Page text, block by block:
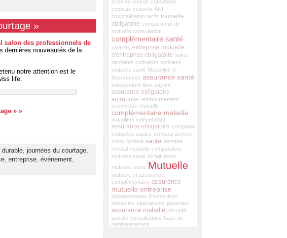
»
salon des professionnels de
dernières nouveautés de la
notre attention est le
life.
» »
durable journées du courtage
entreprise événement
prise en charge cotisations
contrats mutuelle ANI
hospitalisation tarifs mutuelle
obligatoire comparateur de
mutuelle consultation
complémentaire santé
salariés entreprise mutuelle
d'entreprise obligatoire soins
dentaires cotisation opticiens
mutuelle santé Mutuelles et
Assurances assurance santé
indépendant tiers payant
assurance obligatoire
entreprise remboursement
couverture mutuelle
complémentaire maladie
travailleur indépendant
assurance obligatoire comparer
mutuelles santés remboursement
soins optique santé dentaire
contrat mutuelle comparateur
mutuelle santé forfait devis
mutuelle soins Mutuelle
mutuelle et assurance
complémentaire assurance
mutuelle entreprise
dépassements d'honoraires
médecins spécialistes garanties
assurance maladie sécurité
sociale consultations base de
remboursement